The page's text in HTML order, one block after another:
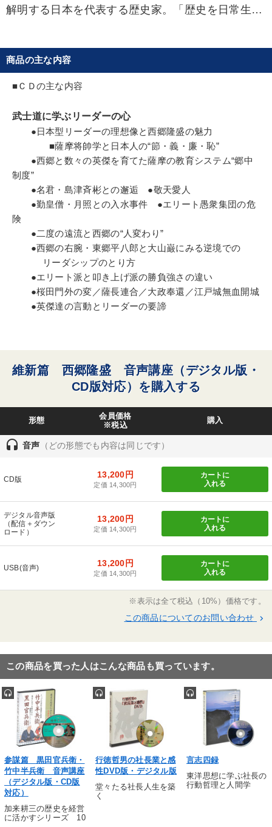
解明する日本を代表する歴史家。「歴史を日常生活
たからだ。歴史の世界は無数のケーススタディの宝
庫であるのに史実に沿った歴史を学ばなければ経営
や人生に活かせない」と主唱。この度、三英傑をは
に迫りその行動哲理、戦略、戦術を説き明かし、経
営者として、事業や人生にいかに応用するかを説
商品の主な内容
■ＣＤの主な内容
武士道に学ぶリーダーの心
●日本型リーダーの理想像と西郷隆盛の魅力
■薩摩将帥学と日本人の“節・義・廉・恥”
●西郷と数々の英傑を育てた薩摩の教育システム“郷中
制度”
●名君・島津斉彬との邂逅 ●敬天愛人
●勤皇僧・月照との入水事件 ●エリート愚衆集団の危
険
●二度の遠流と西郷の“人変わり”
●西郷の右腕・東郷平八郎と大山巌にみる逆境での
リーダシップのとり方
●エリート派と叩き上げ派の勝負強さの違い
●桜田門外の変／薩長連合／大政奉還／江戸城無血開城
●英傑達の言動とリーダーの要諦
維新篇 西郷隆盛 音声講座（デジタル版・
CD版対応）を購入する
形態
会員価格
※税込
購入
headset 音声 （どの形態でも内容は同じです）
CD版 13,200円
定価 14,300円
カートに
入れる
デジタル音声版
（配信＋ダウン
ロード）
13,200円
定価 14,300円
カートに
入れる
USB(音声) 13,200円
定価 14,300円
カートに
入れる
※表示は全て税込（10%）価格です。
この商品についてのお問い合わせ keyboard_arrow_right
この商品を買った人はこんな商品も買っています。
参謀篇 黒田官兵衛・
竹中半兵衛 音声講座
（デジタル版・CD版
対応）
加来耕三の歴史を経営
に活かすシリーズ 10
行徳哲男の社長業と感
性DVD版・デジタル版
堂々たる社長人生を築
く
言志四録
東洋思想に学ぶ社長の
行動哲理と人間学